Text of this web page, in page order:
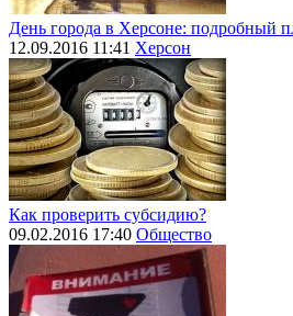
День города в Херсоне: подробный
12.09.2016 11:41 Херсон
Как проверить субсидию?
09.02.2016 17:40 Общество